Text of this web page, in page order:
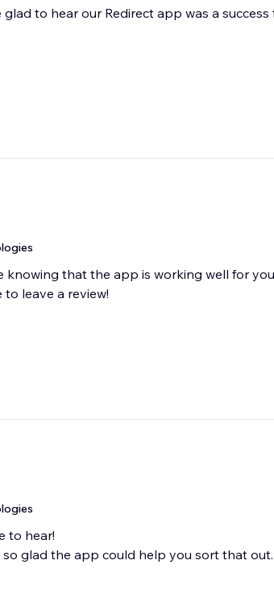
to hear our Redirect app was a
knowing that the app is working well for
leave a review!
to hear!
glad the app could help you sort that